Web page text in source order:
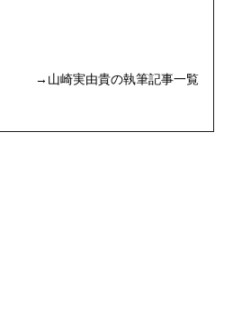
→山崎実由貴の執筆記事一覧